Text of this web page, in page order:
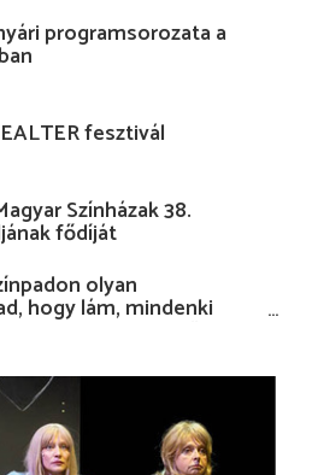
programsorozata a
fesztivál
Színházak 38.
fődíját
olyan
hogy lám, mindenki
magammal…”